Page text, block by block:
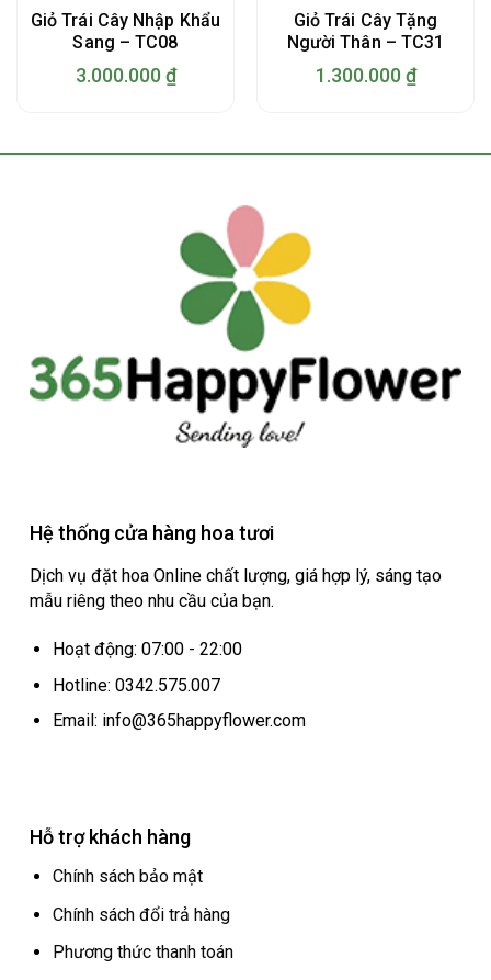
Giỏ Trái Cây Nhập Khẩu
Sang – TC08
3.000.000 ₫
Giỏ Trái Cây Tặng
Người Thân – TC31
1.300.000 ₫
Hệ thống cửa hàng hoa tươi
Dịch vụ đặt hoa Online chất lượng, giá hợp lý, sáng tạo
mẫu riêng theo nhu cầu của bạn.
Hoạt động: 07:00 - 22:00
Hotline: 0342.575.007
Email: info@365happyflower.com
Hỗ trợ khách hàng
Chính sách bảo mật
Chính sách đổi trả hàng
Phương thức thanh toán